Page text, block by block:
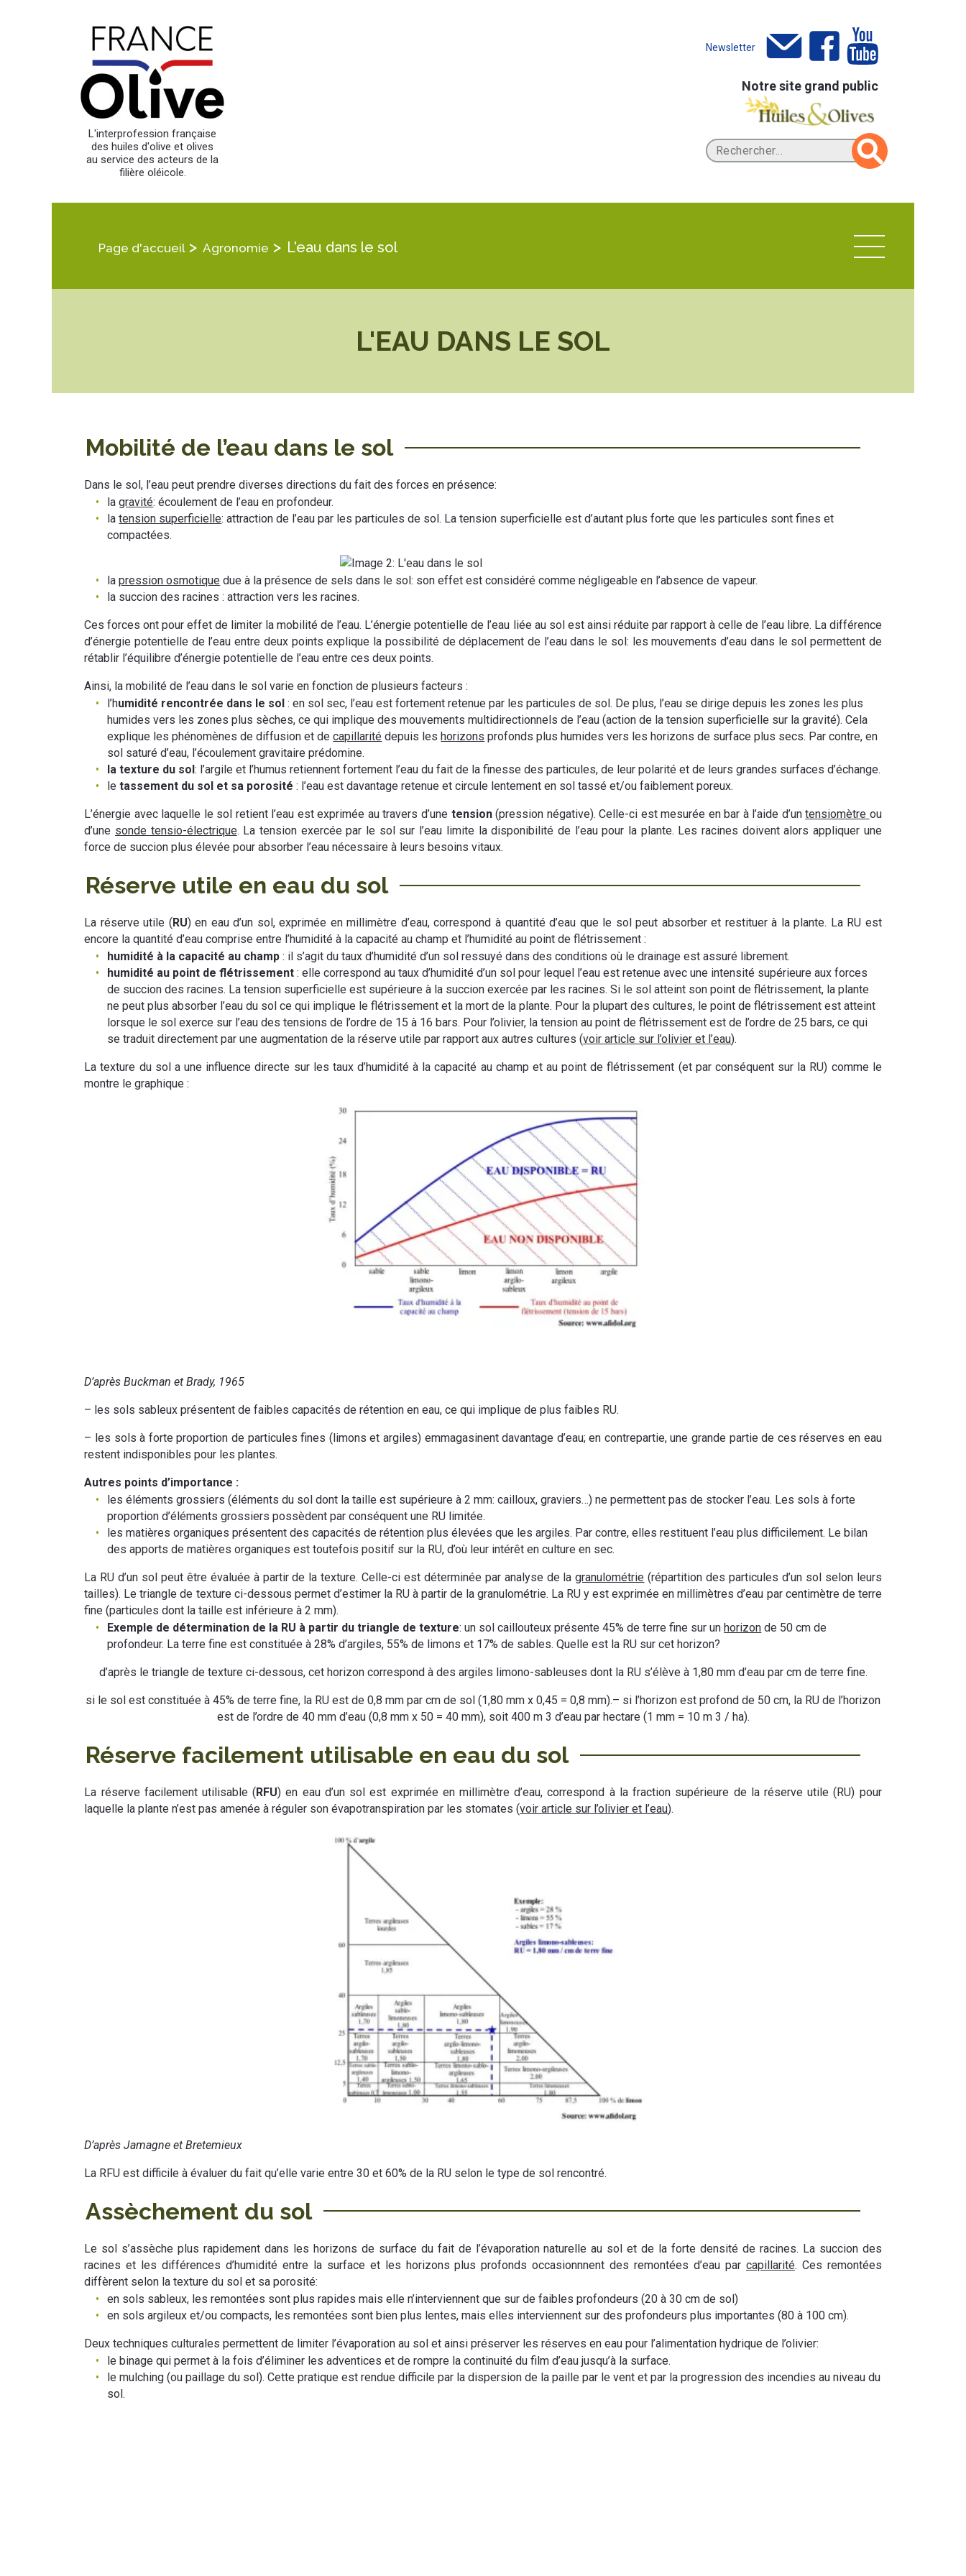
L'interprofession française
des huiles d'olive et olives
au service des acteurs de la
filière oléicole.
Newsletter
Notre site grand public
Page d'accueil > Agronomie > L'eau dans le sol
L'EAU DANS LE SOL
Mobilité de l’eau dans le sol
Dans le sol, l’eau peut prendre diverses directions du fait des forces en présence:
lagravité: écoulement de l’eau en profondeur.
latension superficielle: attraction de l’eau par les particules de sol. La tension superficielle est d’autant plus forte que les particules sont fines et
compactées.
lapression osmotique due à la présence de sels dans le sol: son effet est considéré comme négligeable en l’absence de vapeur.
la succion des racines : attraction vers les racines.
Ces forces ont pour effet de limiter la mobilité de l’eau. L’énergie potentielle de l’eau liée au sol est ainsi réduite par rapport à celle de l’eau libre. La différence
d’énergie potentielle de l’eau entre deux points explique la possibilité de déplacement de l’eau dans le sol: les mouvements d’eau dans le sol permettent de
rétablir l’équilibre d’énergie potentielle de l’eau entre ces deux points.
Ainsi, la mobilité de l’eau dans le sol varie en fonction de plusieurs facteurs :
l’humidité rencontrée dans le sol : en sol sec, l’eau est fortement retenue par les particules de sol. De plus, l’eau se dirige depuis les zones les plus
humides vers les zones plus sèches, ce qui implique des mouvements multidirectionnels de l’eau (action de la tension superficielle sur la gravité). Cela
explique les phénomènes de diffusion et decapillarité depuis leshorizons profonds plus humides vers les horizons de surface plus secs. Par contre, en
sol saturé d’eau, l’écoulement gravitaire prédomine.
la texture du sol: l’argile et l’humus retiennent fortement l’eau du fait de la finesse des particules, de leur polarité et de leurs grandes surfaces d’échange.
letassement du sol et sa porosité: l’eau est davantage retenue et circule lentement en sol tassé et/ou faiblement poreux.
L’énergie avec laquelle le sol retient l’eau est exprimée au travers d’une tension(pression négative). Celle-ci est mesurée en bar à l’aide d’untensiomètre ou
d’une sonde tensio-électrique. La tension exercée par le sol sur l’eau limite la disponibilité de l’eau pour la plante. Les racines doivent alors appliquer une
force de succion plus élevée pour absorber l’eau nécessaire à leurs besoins vitaux.
Réserve utile en eau du sol
La réserve utile (RU) en eau d’un sol, exprimée en millimètre d’eau, correspond à quantité d’eau que le sol peut absorber et restituer à la plante. La RU est
encore la quantité d’eau comprise entre l’humidité à la capacité au champ et l’humidité au point de flétrissement :
humidité à la capacité au champ: il s’agit du taux d’humidité d’un sol ressuyé dans des conditions où le drainage est assuré librement.
humidité au point de flétrissement: elle correspond au taux d’humidité d’un sol pour lequel l’eau est retenue avec une intensité supérieure aux forces
de succion des racines. La tension superficielle est supérieure à la succion exercée par les racines. Si le sol atteint son point de flétrissement, la plante
ne peut plus absorber l’eau du sol ce qui implique le flétrissement et la mort de la plante. Pour la plupart des cultures, le point de flétrissement est atteint
lorsque le sol exerce sur l’eau des tensions de l’ordre de 15 à 16 bars. Pour l’olivier, la tension au point de flétrissement est de l’ordre de 25 bars, ce qui
se traduit directement par une augmentation de la réserve utile par rapport aux autres cultures (voir article sur l’olivier et l’eau).
La texture du sol a une influence directe sur les taux d’humidité à la capacité au champ et au point de flétrissement (et par conséquent sur la RU) comme le
montre le graphique :
D’après Buckman et Brady, 1965
– les sols sableux présentent de faibles capacités de rétention en eau, ce qui implique de plus faibles RU.
– les sols à forte proportion de particules fines (limons et argiles) emmagasinent davantage d’eau; en contrepartie, une grande partie de ces réserves en eau
restent indisponibles pour les plantes.
Autres points d’importance :
les éléments grossiers (éléments du sol dont la taille est supérieure à 2 mm: cailloux, graviers…) ne permettent pas de stocker l’eau. Les sols à forte
proportion d’éléments grossiers possèdent par conséquent une RU limitée.
les matières organiques présentent des capacités de rétention plus élevées que les argiles. Par contre, elles restituent l’eau plus difficilement. Le bilan
des apports de matières organiques est toutefois positif sur la RU, d’où leur intérêt en culture en sec.
La RU d’un sol peut être évaluée à partir de la texture. Celle-ci est déterminée par analyse de lagranulométrie (répartition des particules d’un sol selon leurs
tailles). Le triangle de texture ci-dessous permet d’estimer la RU à partir de la granulométrie. La RU y est exprimée en millimètres d’eau par centimètre de terre
fine (particules dont la taille est inférieure à 2 mm).
Exemple de détermination de la RU à partir du triangle de texture: un sol caillouteux présente 45% de terre fine sur unhorizon de 50 cm de
profondeur. La terre fine est constituée à 28% d’argiles, 55% de limons et 17% de sables. Quelle est la RU sur cet horizon?
d’après le triangle de texture ci-dessous, cet horizon correspond à des argiles limono-sableuses dont la RU s’élève à 1,80 mm d’eau par cm de terre fine.
si le sol est constituée à 45% de terre fine, la RU est de 0,8 mm par cm de sol (1,80 mm x 0,45 = 0,8 mm).– si l’horizon est profond de 50 cm, la RU de l’horizon
est de l’ordre de 40 mm d’eau (0,8 mm x 50 = 40 mm), soit 400 m 3 d’eau par hectare (1 mm = 10 m 3 / ha).
Réserve facilement utilisable en eau du sol
La réserve facilement utilisable (RFU) en eau d’un sol est exprimée en millimètre d’eau, correspond à la fraction supérieure de la réserve utile (RU) pour
laquelle la plante n’est pas amenée à réguler son évapotranspiration par les stomates (voir article sur l’olivier et l’eau).
D’après Jamagne et Bretemieux
La RFU est difficile à évaluer du fait qu’elle varie entre 30 et 60% de la RU selon le type de sol rencontré.
Assèchement du sol
Le sol s’assèche plus rapidement dans les horizons de surface du fait de l’évaporation naturelle au sol et de la forte densité de racines. La succion des
racines et les différences d’humidité entre la surface et les horizons plus profonds occasionnnent des remontées d’eau par capillarité. Ces remontées
diffèrent selon la texture du sol et sa porosité:
en sols sableux, les remontées sont plus rapides mais elle n’interviennent que sur de faibles profondeurs (20 à 30 cm de sol)
en sols argileux et/ou compacts, les remontées sont bien plus lentes, mais elles interviennent sur des profondeurs plus importantes (80 à 100 cm).
Deux techniques culturales permettent de limiter l’évaporation au sol et ainsi préserver les réserves en eau pour l’alimentation hydrique de l’olivier:
le binage qui permet à la fois d’éliminer les adventices et de rompre la continuité du film d’eau jusqu’à la surface.
le mulching (ou paillage du sol). Cette pratique est rendue difficile par la dispersion de la paille par le vent et par la progression des incendies au niveau du
sol.